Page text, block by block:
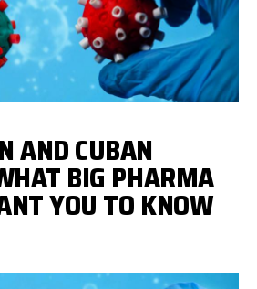
AND CUBAN
BIG PHARMA
YOU TO KNOW